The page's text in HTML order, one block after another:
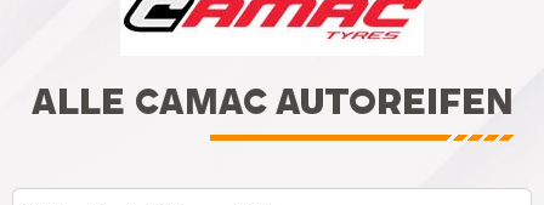
ALLE CAMAC AUTOREIFEN